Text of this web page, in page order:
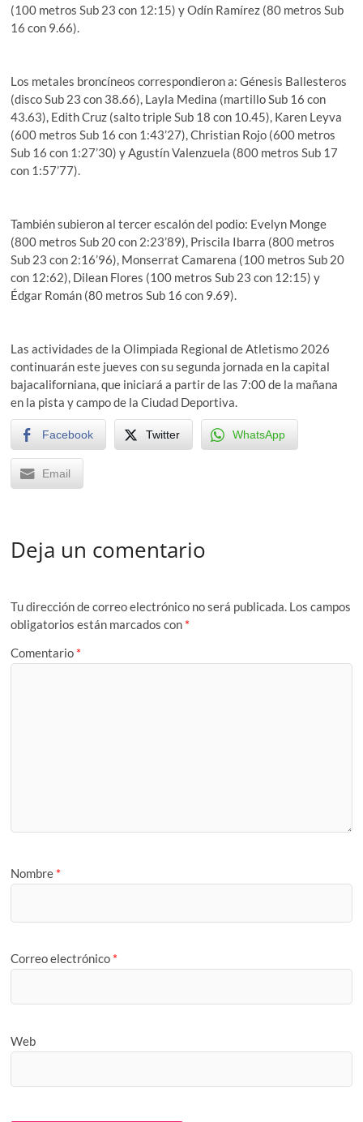
(100 metros Sub 23 con 12:15) y Odín Ramírez (80 metros Sub
16 con 9.66).
Los metales broncíneos correspondieron a: Génesis Ballesteros
(disco Sub 23 con 38.66), Layla Medina (martillo Sub 16 con
43.63), Edith Cruz (salto triple Sub 18 con 10.45), Karen Leyva
(600 metros Sub 16 con 1:43’27), Christian Rojo (600 metros
Sub 16 con 1:27’30) y Agustín Valenzuela (800 metros Sub 17
con 1:57’77).
También subieron al tercer escalón del podio: Evelyn Monge
(800 metros Sub 20 con 2:23’89), Priscila Ibarra (800 metros
Sub 23 con 2:16’96), Monserrat Camarena (100 metros Sub 20
con 12:62), Dilean Flores (100 metros Sub 23 con 12:15) y
Édgar Román (80 metros Sub 16 con 9.69).
Las actividades de la Olimpiada Regional de Atletismo 2026
continuarán este jueves con su segunda jornada en la capital
bajacaliforniana, que iniciará a partir de las 7:00 de la mañana
en la pista y campo de la Ciudad Deportiva.
Facebook Twitter WhatsApp
Email
Deja un comentario
Tu dirección de correo electrónico no será publicada. Los campos
obligatorios están marcados con *
Comentario *
Nombre *
Correo electrónico *
Web